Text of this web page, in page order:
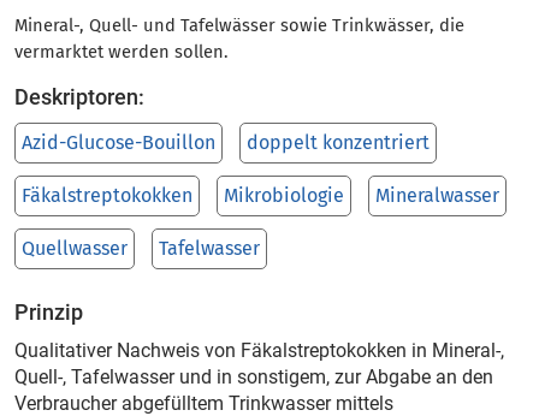
Mineral-, Quell- und Tafelwässer sowie Trinkwässer, die
vermarktet werden sollen.
Deskriptoren:
Azid-Glucose-Bouillon doppelt konzentriert
Fäkalstreptokokken Mikrobiologie Mineralwasser
Quellwasser Tafelwasser
Prinzip
Qualitativer Nachweis von Fäkalstreptokokken in Mineral-,
Quell-, Tafelwasser und in sonstigem, zur Abgabe an den
Verbraucher abgefülltem Trinkwasser mittels